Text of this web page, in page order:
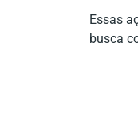
Essas
busca